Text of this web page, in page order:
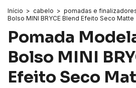
Início > cabelo > pomadas e
Bolso MINI BRYCE Blend Efeito Seco Matte
Pomada
Bolso MINI
Efeito Seco